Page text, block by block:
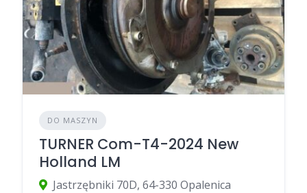
DO MASZYN
TURNER Com-T4-2024 New
Holland LM
Jastrzębniki 70D, 64-330 Opalenica